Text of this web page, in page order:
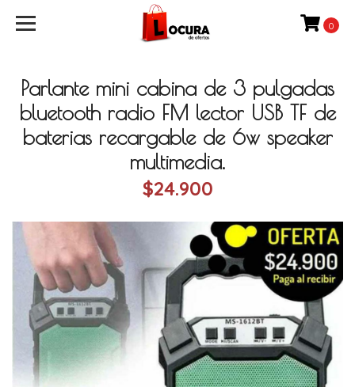
0
Parlante mini cabina de 3 pulgadas
bluetooth radio FM lector USB TF de
baterias recargable de 6w speaker
multimedia.
$24.900